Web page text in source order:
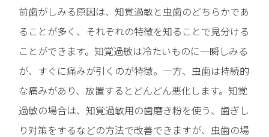
前歯がしみる原因は、知覚過敏と虫歯のどちらかであ
ることが多く、それぞれの特徴を知ることで見分ける
ことができます。知覚過敏は冷たいものに一瞬しみる
が、すぐに痛みが引くのが特徴。一方、虫歯は持続的
な痛みがあり、放置するとどんどん悪化します。知覚
過敏の場合は、知覚過敏用の歯磨き粉を使う、歯ぎし
り対策をするなどの方法で改善できますが、虫歯の場